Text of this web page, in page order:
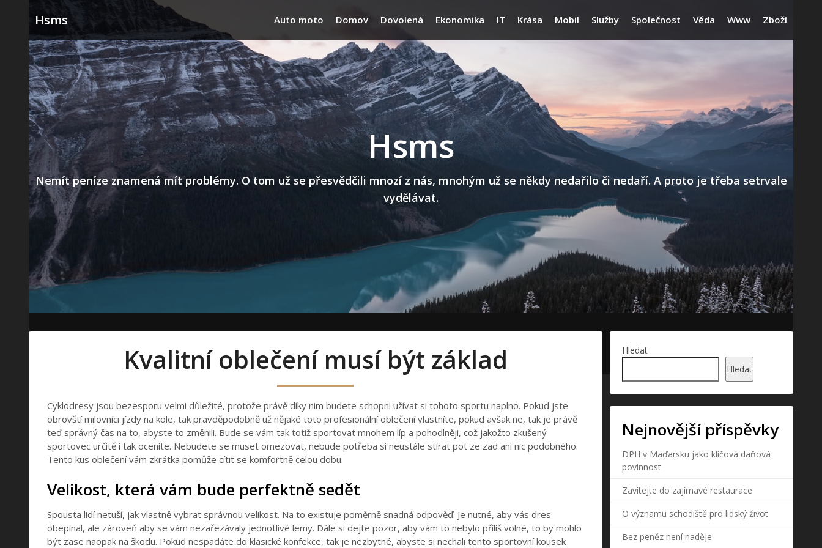
to
content
Hsms Auto moto Domov Dovolená Ekonomika IT Krása Mobil Služby Společnost Věda Www Zboží
Hsms
Nemít peníze znamená mít problémy. O tom už se přesvědčili mnozí z nás, mnohým už se někdy nedařilo či nedaří. A proto je třeba setrvale
vydělávat.
Kvalitní oblečení musí být základ
Cyklodresy jsou bezesporu velmi důležité, protože právě díky nim budete schopni užívat si tohoto sportu naplno. Pokud jste
obrovští milovníci jízdy na kole, tak pravděpodobně už nějaké toto profesionální oblečení vlastníte, pokud avšak ne, tak je právě
teď správný čas na to, abyste to změnili. Bude se vám tak totiž sportovat mnohem líp a pohodlněji, což jakožto zkušený
sportovec určitě i tak oceníte. Nebudete se muset omezovat, nebude potřeba si neustále stírat pot ze zad ani nic podobného.
Tento kus oblečení vám zkrátka pomůže cítit se komfortně celou dobu.
Velikost, která vám bude perfektně sedět
Spousta lidí netuší, jak vlastně vybrat správnou velikost. Na to existuje poměrně snadná odpověď. Je nutné, aby vás dres
obepínal, ale zároveň aby se vám nezařezávaly jednotlivé lemy. Dále si dejte pozor, aby vám to nebylo příliš volné, to by mohlo
být zase naopak na škodu. Pokud nespadáte do klasické konfekce, tak je nezbytné, abyste si nechali tento sportovní kousek
Hledat
Hledat
Nejnovější příspěvky
DPH v Maďarsku jako klíčová daňová
povinnost
Zavítejte do zajímavé restaurace
O významu schodiště pro lidský život
Bez peněz není naděje